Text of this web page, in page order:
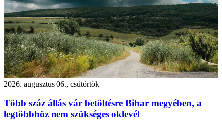
2026. augusztus 06., csütörtök
Több száz állás vár betöltésre Bihar megyében, a
legtöbbhöz nem szükséges oklevél